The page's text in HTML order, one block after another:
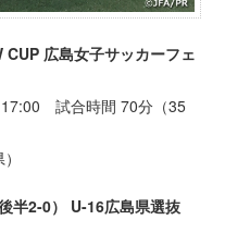
広島女子サッカーフェ
17:00 試合時間 70分（35
半2-0） U-16広島県選抜